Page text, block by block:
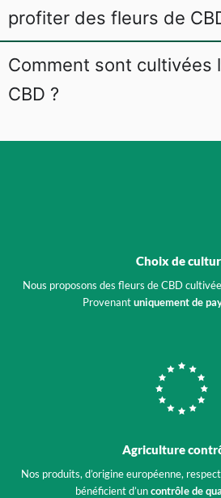
profiter des fleurs de
Comment sont cultivées
CBD ?
Choix de
Nous proposons des fleurs de CBD
Provenantuniquement de
Agriculture
Nos produits, d’origine européenne,
bénéficient d’uncontrôle de